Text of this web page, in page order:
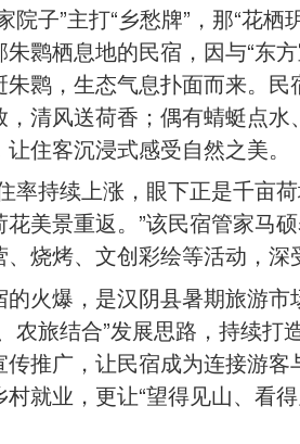
院子”主打“乡愁牌”，那“花栖
鹮栖息地的民宿，因与“东
鹮，生态气息扑面而来。
，清风送荷香；偶有蜻蜓点
住客沉浸式感受自然之美。
率持续上涨，眼下正是千亩
花美景重返。”该民宿管家马
烧烤、文创彩绘等活动，深
的火爆，是汉阴县暑期旅游
农旅结合”发展思路，持续打
传推广，让民宿成为连接游
就业，更让“望得见山、看